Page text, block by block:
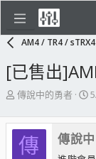
AM4 / TR4 / sTRX4
[已售出
主
發
起
人
傳說中的勇者
傳 傳說